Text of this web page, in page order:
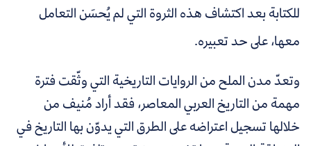
للكتابة بعد اكتشاف هذه الثروة التي لم يُحسَن التعامل
معها، على حد تعبيره.
وتعدّ مدن الملح من الروايات التاريخية التي وثّقت فترة
مهمة من التاريخ العربي المعاصر، فقد أراد مُنيف من
خلالها تسجيل اعتراضه على الطرق التي يدوّن بها التاريخ في